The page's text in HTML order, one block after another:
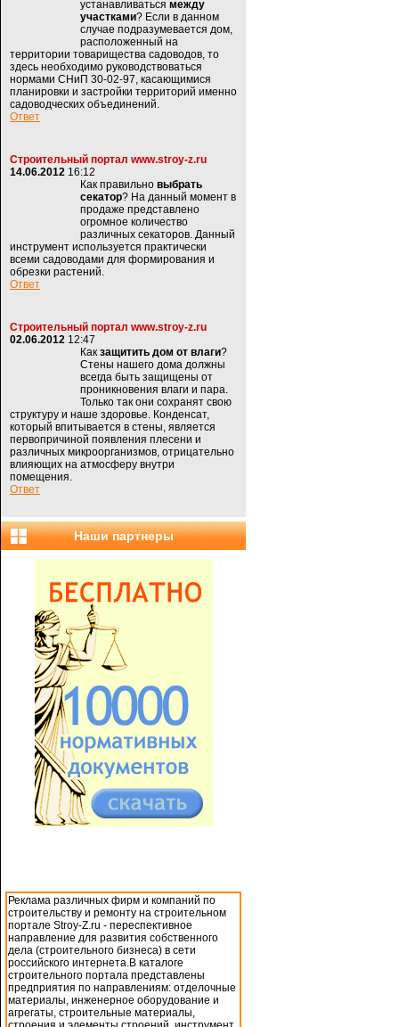
устанавливаться между
участками? Если в данном
случае подразумевается дом,
расположенный на
территории товарищества садоводов, то
здесь необходимо руководствоваться
нормами СНиП 30-02-97, касающимися
планировки и застройки территорий именно
садоводческих объединений.
Ответ
Строительный портал www.stroy-z.ru
14.06.2012 16:12
Как правильно выбрать
секатор? На данный момент в
продаже представлено
огромное количество
различных секаторов. Данный
инструмент используется практически
всеми садоводами для формирования и
обрезки растений.
Ответ
Строительный портал www.stroy-z.ru
02.06.2012 12:47
Как защитить дом от влаги?
Стены нашего дома должны
всегда быть защищены от
проникновения влаги и пара.
Только так они сохранят свою
структуру и наше здоровье. Конденсат,
который впитывается в стены, является
первопричиной появления плесени и
различных микроорганизмов, отрицательно
влияющих на атмосферу внутри
помещения.
Ответ
Наши партнеры
Реклама различных фирм и компаний по
строительству и ремонту на строительном
портале Stroy-Z.ru - переспективное
направление для развития собственного
дела (строительного бизнеса) в сети
российского интернета.В каталоге
строительного портала представлены
предприятия по направлениям: отделочные
материалы, инженерное оборудование и
агрегаты, строительные материалы,